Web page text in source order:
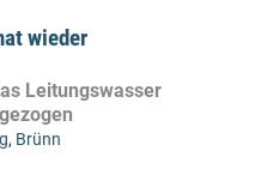
wieder
Leitungswasser
, Brünn